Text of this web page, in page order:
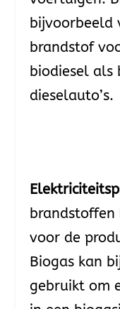
bijvoorbeeld
brandstof
biodiesel als
dieselauto’s.
voor de
Biogas kan
gebruikt om